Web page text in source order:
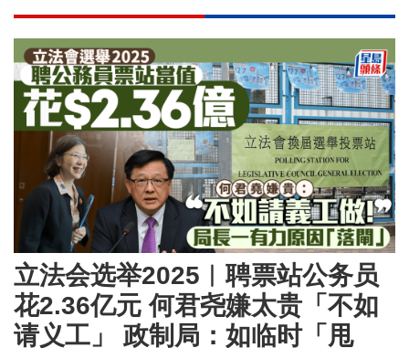
立法会选举2025︱聘票站公务员
花2.36亿元 何君尧嫌太贵「不如
请义工」 政制局：如临时「甩